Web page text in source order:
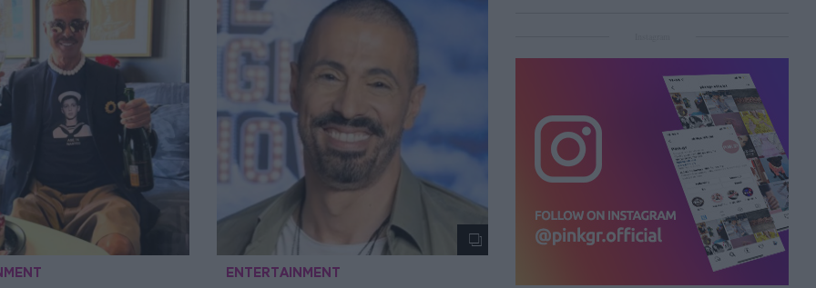
ENTERTAINMENT